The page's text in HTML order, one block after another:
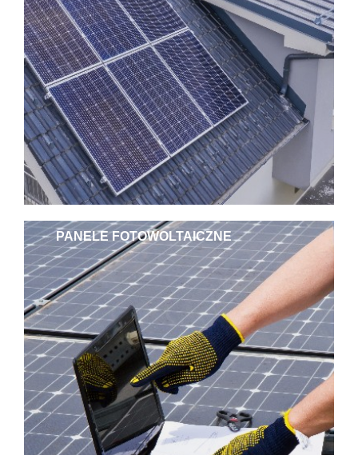
PANELE FOTOWOLTAICZNE